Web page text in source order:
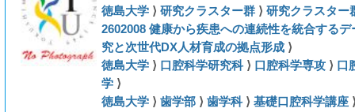
徳島大学⟩ 研究クラスター群⟩ 研究クラスター
2602008 健康から疾患への連続性を統合する
究と次世代DX人材育成の拠点形成⟩
徳島大学⟩ 口腔科学研究科⟩ 口腔科学専攻⟩ 口
学⟩
徳島大学⟩ 歯学部⟩ 歯学科⟩ 基礎口腔科学講座